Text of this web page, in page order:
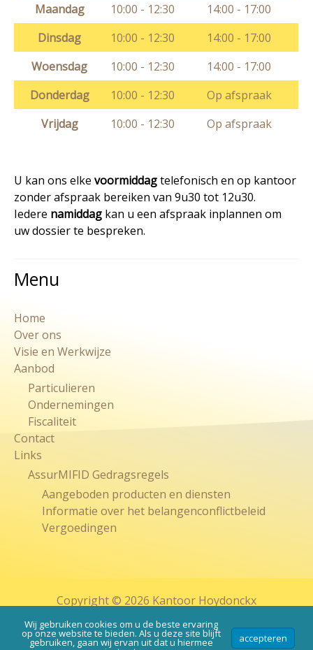
Maandag
10:00 - 12:30
14:00 - 17:00
Dinsdag
10:00 - 12:30
14:00 - 17:00
Woensdag
10:00 - 12:30
14:00 - 17:00
Donderdag
10:00 - 12:30
Op afspraak
Vrijdag
10:00 - 12:30 Op afspraak
U kan ons elke voormiddagtelefonisch en op kantoor
zonder afspraak bereiken van 9u30 tot 12u30.
Iedere namiddag kan u een afspraak inplannen om
uw dossier te bespreken.
Menu
Home
Over ons
Visie en Werkwijze
Aanbod
Particulieren
Ondernemingen
Fiscaliteit
Contact
Links
AssurMIFID Gedragsregels
Aangeboden producten en diensten
Informatie over het belangenconflictbeleid
Vergoedingen
Copyright © 2026 Kantoor Hoydonckx
ontwikkeld door
Webassur
Disclaimer, Cookiebeleid & Algemene voorwaarden
Wij gebruiken cookies om u de beste ervaring
op onze website te bieden. Als u deze site blijft
gebruiken, gaan wij ervan uit dat u hiermee accepteren